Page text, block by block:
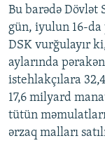
Bu barədə
gün, iyulun 16-
DSK vurğulayır
aylarında
istehlakçılara
17,6 milyard
tütün
ərzaq malları